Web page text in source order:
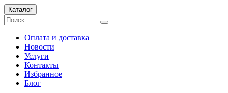
Каталог
Оплата и доставка
Новости
Услуги
Контакты
Избранное
Блог